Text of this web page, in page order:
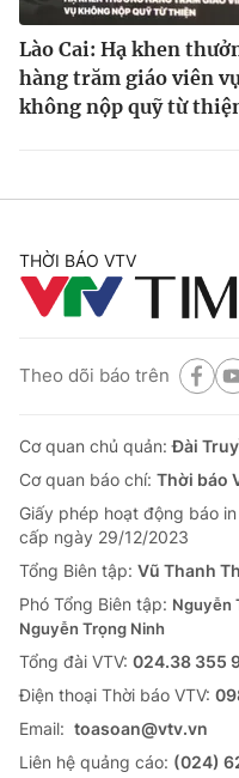
Lào Cai: Hạ khen
hàng trăm giáo viên vụ
không nộp quỹ từ
THỜI BÁO VTV
Theo dõi báo trên
Cơ quan chủ quản:Đài
Cơ quan báo chí: Thời báo
Giấy phép hoạt động báo
cấp ngày 29/12/2023
Tổng Biên tập: Vũ Thanh
Phó Tổng Biên tập: Nguyễn
Nguyễn Trọng Ninh
Tổng đài VTV: 024.38 355
Ðiện thoại Thời báo VTV:
Email: toasoan@vtv.vn
Liên hệ quảng cáo: (024)